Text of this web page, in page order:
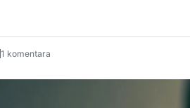
1 komentara